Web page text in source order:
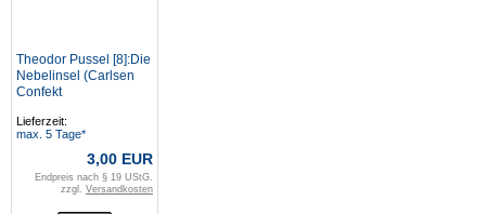
Theodor Pussel [8]:Die
Nebelinsel (Carlsen
Confekt
(Z: 1+)
Lieferzeit:
max. 5 Tage*
3,00 EUR
Endpreis nach § 19 UStG.
zzgl. Versandkosten